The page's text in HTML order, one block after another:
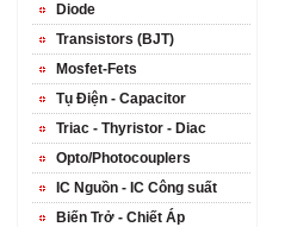
Diode
Transistors (BJT)
Mosfet-Fets
Tụ Điện - Capacitor
Triac - Thyristor - Diac
Opto/Photocouplers
IC Nguồn - IC Công suất
Biến Trở - Chiết Áp